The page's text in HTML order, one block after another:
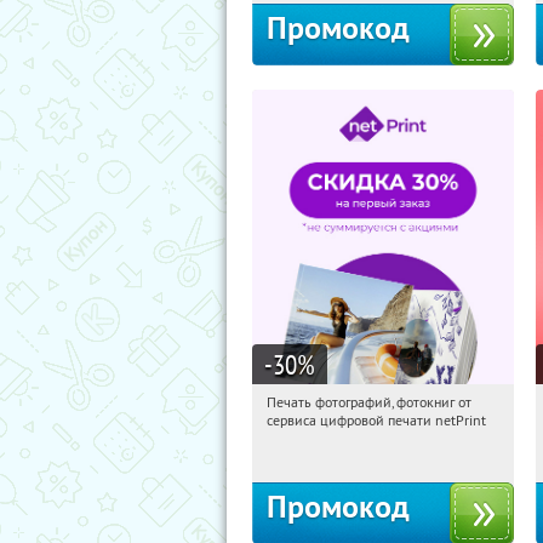
Промокод
-30%
13:24:15 Получили:
Печать фотографий, фотокниг от
сервиса цифровой печати netPrint
Промокод